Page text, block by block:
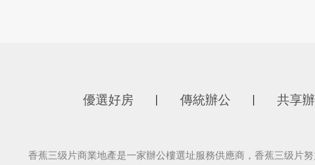
優選好房 傳統辦公 共享
香蕉三级片商業地產是一家辦公樓選址服務供應商，香蕉三级片